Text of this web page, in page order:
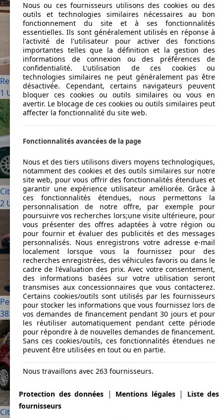
Renault Super 5
1 Utilisé à partir de € 3 990
Citroen BX
2 Utilisé à partir de € 900
Peugeot 206
38 Utilisé à partir de € 1 500
Citroen C2
Nous ou ces fournisseurs utilisons des cookies ou des
outils et technologies similaires nécessaires au bon
fonctionnement du site et à ses fonctionnalités
essentielles. Ils sont généralement utilisés en réponse à
l'activité de l'utilisateur pour activer des fonctions
importantes telles que la définition et la gestion des
informations de connexion ou des préférences de
confidentialité. L'utilisation de ces cookies ou
technologies similaires ne peut généralement pas être
désactivée. Cependant, certains navigateurs peuvent
bloquer ces cookies ou outils similaires ou vous en
avertir. Le blocage de ces cookies ou outils similaires peut
affecter la fonctionnalité du site web.
Fonctionnalités avancées de la page
Nous et des tiers utilisons divers moyens technologiques,
notamment des cookies et des outils similaires sur notre
site web, pour vous offrir des fonctionnalités étendues et
garantir une expérience utilisateur améliorée. Grâce à
ces fonctionnalités étendues, nous permettons la
personnalisation de notre offre, par exemple pour
poursuivre vos recherches lors;une visite ultérieure, pour
vous présenter des offres adaptées à votre région ou
pour fournir et évaluer des publicités et des messages
personnalisés. Nous enregistrons votre adresse e-mail
localement lorsque vous la fournissez pour des
recherches enregistrées, des véhicules favoris ou dans le
cadre de l'évaluation des prix. Avec votre consentement,
des informations basées sur votre utilisation seront
transmises aux concessionnaires que vous contacterez.
Certains cookies/outils sont utilisés par les fournisseurs
pour stocker les informations que vous fournissez lors de
vos demandes de financement pendant 30 jours et pour
les réutiliser automatiquement pendant cette période
pour répondre à de nouvelles demandes de financement.
Sans ces cookies/outils, ces fonctionnalités étendues ne
peuvent être utilisées en tout ou en partie.
Nous travaillons avec 263 fournisseurs.
Protection des données | Mentions légales|
Liste des
fournisseurs